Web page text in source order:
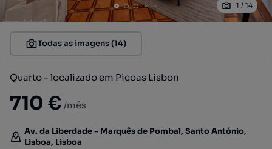
1 / 14
Todas as imagens (14)
Quarto - localizado em Picoas Lisbon
710 € /mês
Av. da Liberdade - Marquês de Pombal, Santo António,
Lisboa, Lisboa